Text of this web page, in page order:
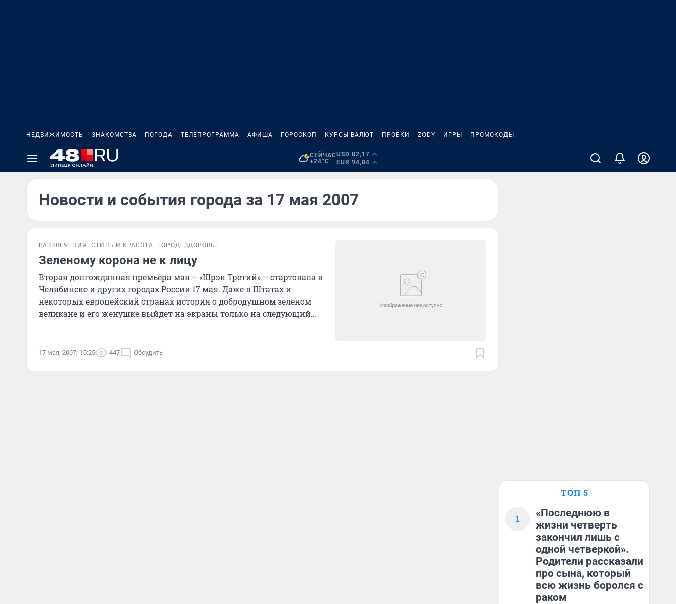
НЕДВИЖИМОСТЬ ЗНАКОМСТВА ПОГОДА ТЕЛЕПРОГРАММА АФИША ГОРОСКОП КУРСЫ ВАЛЮТ ПРОБКИ ZODY ИГРЫ ПРОМОКОДЫ
СЕЙЧАС
+24°C
USD 82,17
EUR 94,84
Новости и события города за 17 мая 2007
РАЗВЛЕЧЕНИЯ СТИЛЬ И КРАСОТА ГОРОД ЗДОРОВЬЕ
Зеленому корона не к лицу
Вторая долгожданная премьера мая – «Шрэк Третий» – стартовала в
Челябинске и других городах России 17 мая. Даже в Штатах и
некоторых европейский странах история о добродушном зеленом
великане и его женушке выйдет на экраны только на следующий
17 мая, 2007, 15:25 447 Обсудить
ТОП 5
1
«Последнюю в
жизни четверть
закончил лишь с
одной четверкой».
Родители рассказали
про сына, который
всю жизнь боролся с
раком